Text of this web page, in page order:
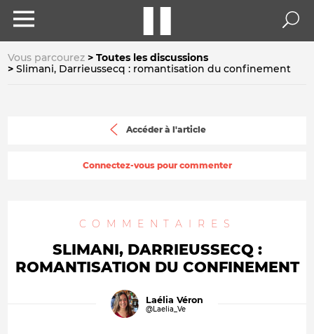
Vous parcourez
Toutes les discussions
Slimani, Darrieussecq : romantisation du confinement
Accéder à l'article
Connectez-vous pour commenter
COMMENTAIRES
SLIMANI, DARRIEUSSECQ :
ROMANTISATION DU CONFINEMENT
Laélia Véron
@Laelia_Ve